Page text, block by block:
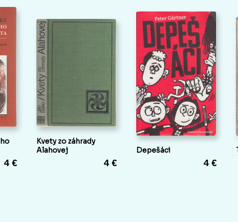
4 €
Kvety zo záhrady
Alahovej
4 €
Depešáci
4 €